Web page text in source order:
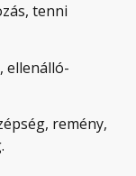
tenni
ellenálló-
remény,